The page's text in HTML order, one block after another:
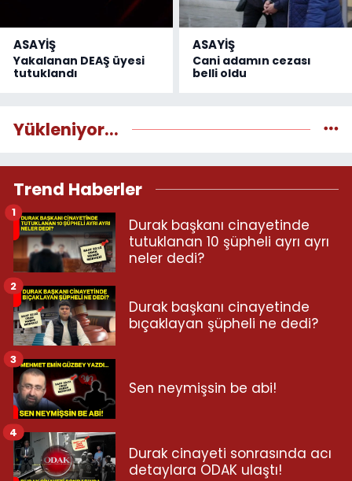
ASAYİŞ
Yakalanan DEAŞ üyesi
tutuklandı
ASAYİŞ
Cani adamın cezası
belli oldu
Yükleniyor...
Trend Haberler
Durak başkanı cinayetinde
tutuklanan 10 şüpheli ayrı ayrı
neler dedi?
1
Durak başkanı cinayetinde
bıçaklayan şüpheli ne dedi?
2
Sen neymişsin be abi!
3
Durak cinayeti sonrasında acı
detaylara ODAK ulaştı!
4